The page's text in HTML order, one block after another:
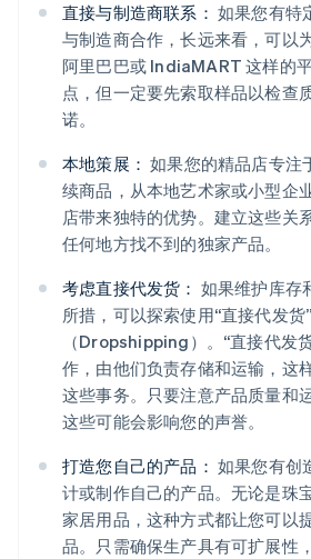
直接与制造商联系： 如果您有特
与制造商合作，长远来看，可以
阿里巴巴或 IndiaMART 这样的
点，但一定要先索取样品以检查
诺。
本地策展： 如果您的精品店专注
续商品，从本地艺术家或小型企
店带来独特的优势。建立这些关
任何地方找不到的独家产品。
考虑直接代发货： 如果维护库存
所措，可以探索使用“直接代发货”
（Dropshipping）。“直接代发
作，由他们负责存储和运输，这
这些事务。只要注意产品质量和
这些可能会影响您的声誉。
打造您自己的产品： 如果您有创
计或制作自己的产品。无论是珠
家居用品，这种方式都让您可以
品。只需确保生产具有可扩展性